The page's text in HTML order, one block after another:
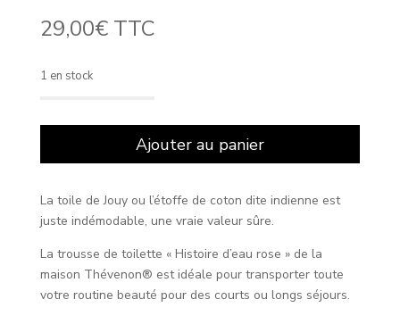
29,00€ TTC
1 en stock
de
de
toile
de
Jouy
rose
Ajouter au panier
La toile de Jouy ou l’étoffe de coton dite indienne est
juste indémodable, une vraie valeur sûre.
La trousse de toilette « Histoire d’eau rose » de la
maison Thévenon® est idéale pour transporter toute
votre routine beauté pour des courts ou longs séjours.